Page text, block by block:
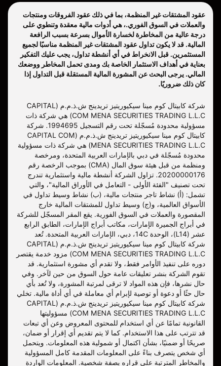
عقود المشتقات غير المنظمة، بما في ذلك عقود الفروقات ومنتجات
والعملات في السوق الفوري.، هي أدوات مالية معقدة وتنطوي على
درجة عالية من المخاطرة لخسارة الأموال بسرعة بسبب الرافعة
المالية. قد لا يكون تداول عقود المشتقات غير المنظمة مناسبًا لجميع
المستثمرين. قبل الانخراط في أي أنشطة تداول، يجب عليك التفكير
بعناية في أهداف الاستثمار الخاصة بك ومدى تحمل المخاطر ووضعك
المالي. يرجى البحث عن المشورة المالية المستقلة قبل التداول إذا
كان ذلك ضروريًا.
شركة كابيتال كوم مينا سيكيوريتيز تريدينج ش.ذ.م.م (CAPITAL
COM MENA SECURITIES TRADING L.L.C) هي شركة ذات
مسؤولية محدودة مُسجّلة تحت رقم التسجيل 1994695. شركة
كابيتال كوم مينا سيكيوريتيز تريدينج ش.ذ.م.م (CAPITAL COM
MENA SECURITIES TRADING L.L.C) هي شركة ذات مسؤولية
محدودة مُسجّلة في دبي بالإمارات العربية المتحدة، ومرخصة
ومنظمة من قبل هيئة سوق المال (CMA) بموجب الرخصة رقم
20200000176. تزاول الشركة أنشطة مالية واستثمارية تندرج
تحت تصنيف "الفئة الأولى - التعامل في الأوراق المالية"، والتي
تشمل: (أ) نشاط تاجر منتجات مالية، (ب) نشاط وسيط تداول في
الأسواق العالمية، و(ج) وسيط تداول للمشتقات المالية خارج
المقصورة والعملات في السوق الفورية. يقع المقر المسجّل للشركة
في أبراج الجميرة الإمارات، مكاتب أبراج الإمارات، الطابق الرابع
عشر (L14)، الوحدة 14C، دبي، الإمارات العربية المتحدة. تُعد
شركة كابيتال كوم مينا سيكيوريتيز تريدينج ش.ذ.م.م (CAPITAL
COM MENA SECURITIES TRADING L.L.C) مزود خدمة يقتصر
دوره على تنفيذ الأوامر فقط، ولا تقدم أي مشورة استثمارية. قد
تقوم الشركة بنشر تعليقات عامة حول السوق من حين لآخر. وفي
حال نشرها، فإن هذه المواد لا ترقى لمرتبة المشورة، ولا تُعد بأي
حال حثًا أو دعوة أو توصية لإبرام أي معاملة في أي أداة مالية. تخلي
شركة كابيتال كوم مينا سيكيوريتيز تريدينج ش.ذ.م.م (CAPITAL
COM MENA SECURITIES TRADING L.L.C) مسؤوليتها
القانونية تمامًا عن أي استخدام للمحتوى المعروض وعن أي تبعات
قد تترتب على هذا الاستخدام. كما لا يتم تقديم أي إقرار أو ضمان،
صريحًا أو ضمنيًا، بشأن اكتمال أو شمولية هذه المعلومات. ويتحمل
أي شخص يتصرف بناءً على المعلومات المقدمة كامل المسؤولية
والمخاطر المترتبة على قراره بصفة شخصية. المعلومات الواردة